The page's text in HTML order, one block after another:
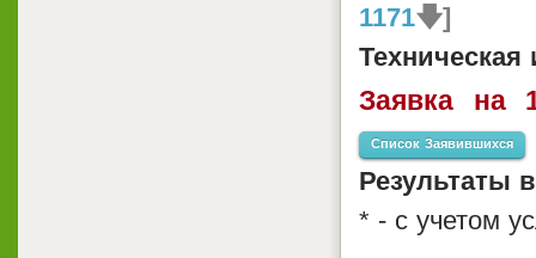
1171🡇]
Заявка на
Список Заявившихся
Результаты
* - с учетом